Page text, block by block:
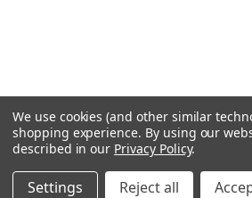
We use cookies (and other similar
shopping experience. By using our
described in our Privacy Policy.
Settings Reject all